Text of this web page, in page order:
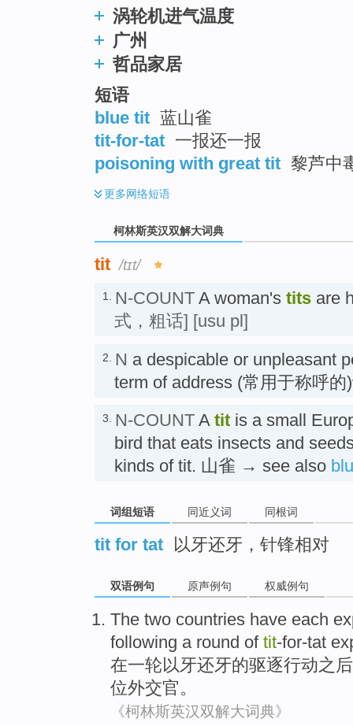
涡轮机进气温度
广州
哲品家居
短语
blue tit 蓝山雀
tit-for-tat 一报还一报
poisoning with great tit 黎芦中
更多网络短语
柯林斯英汉双解大词典
tit /tɪt/
1. N-COUNT A woman's tits are
式，粗话] [usu pl]
2. N a despicable or unpleasant
term of address (常用于称呼
3. N-COUNT A tit is a small
bird that eats insects and
kinds of tit. 山雀 → see also
词组短语 同近义词 同根词
tit for tat 以牙还牙，针锋相对
双语例句 原声例句 权威例句
The two countries have each
following a round of tit-for-tat
在一轮以牙还牙的驱逐行动之后
位外交官。
《柯林斯英汉双解大词典》